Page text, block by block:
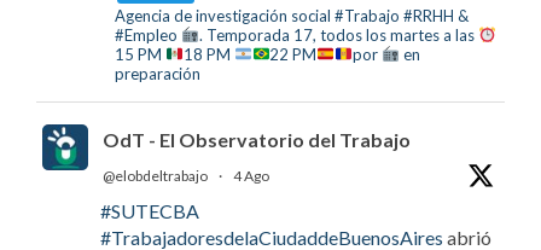
Agencia de investigación social #Trabajo #RRHH &
#Empleo
. Temporada 17, todos los martes a las
15 PM
18 PM 22 PM por
en
preparación
OdT - El Observatorio del Trabajo
@elobdeltrabajo · 4 Ago
#SUTECBA
#TrabajadoresdelaCiudaddeBuenosAires abrió